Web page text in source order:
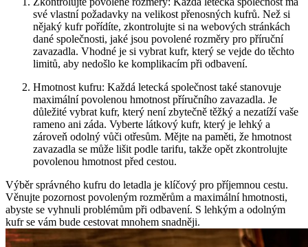
své vlastní požadavky na velikost přenosných kufrů. Než si
nějaký kufr pořídíte, zkontrolujte si na webových stránkách
dané společnosti, jaké jsou povolené rozměry pro příruční
zavazadla. Vhodné je si vybrat kufr, který se vejde do těchto
limitů, aby nedošlo ke komplikacím při odbavení.
Hmotnost kufru: Každá letecká společnost také stanovuje
maximální povolenou hmotnost příručního zavazadla. Je
důležité vybrat kufr, který není zbytečně těžký a nezatíží vaše
rameno ani záda. Vyberte látkový kufr, který je lehký a
zároveň odolný vůči otřesům. Mějte na paměti, že hmotnost
zavazadla se může lišit podle tarifu, takže opět zkontrolujte
povolenou hmotnost před cestou.
Výběr správného kufru do letadla je klíčový pro příjemnou cestu.
Věnujte pozornost povoleným rozměrům a maximální hmotnosti,
abyste se vyhnuli problémům při odbavení. S lehkým a odolným
kufr se vám bude cestovat mnohem snadněji.